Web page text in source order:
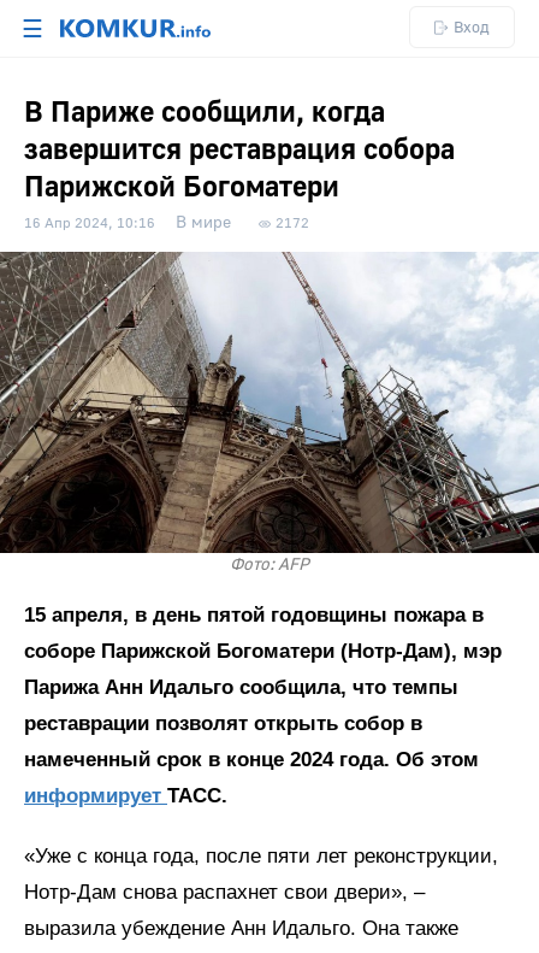
☰ Вход
В Париже сообщили, когда
завершится реставрация собора
Парижской Богоматери
16 Апр 2024, 10:16 В мире 2172
Фото: AFP
15 апреля, в день пятой годовщины пожара в
соборе Парижской Богоматери (Нотр-Дам), мэр
Парижа Анн Идальго сообщила, что темпы
реставрации позволят открыть собор в
намеченный срок в конце 2024 года. Об этом
информирует ТАСС.
«Уже с конца года, после пяти лет реконструкции,
Нотр-Дам снова распахнет свои двери», –
выразила убеждение Анн Идальго. Она также